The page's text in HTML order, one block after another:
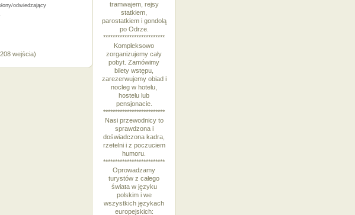
odwiedzający
wejścia)
tramwajem, rejsy
statkiem,
parostatkiem i gondolą
po Odrze.
**************************
Kompleksowo
zorganizujemy cały
pobyt. Zamówimy
bilety wstępu,
zarezerwujemy obiad i
nocleg w hotelu,
hostelu lub
pensjonacie.
**************************
Nasi przewodnicy to
sprawdzona i
doświadczona kadra,
rzetelni i z poczuciem
humoru.
**************************
Oprowadzamy
turystów z całego
świata w języku
polskim i we
wszystkich językach
europejskich: